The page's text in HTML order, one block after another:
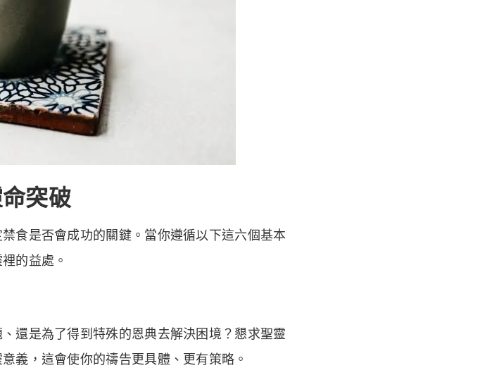
突破
食是否會成功的關鍵。當你遵循以下這六個基本
的益處。
還是為了得到特殊的恩典去解決困境？懇求聖靈
義，這會使你的禱告更具體、更有策略。